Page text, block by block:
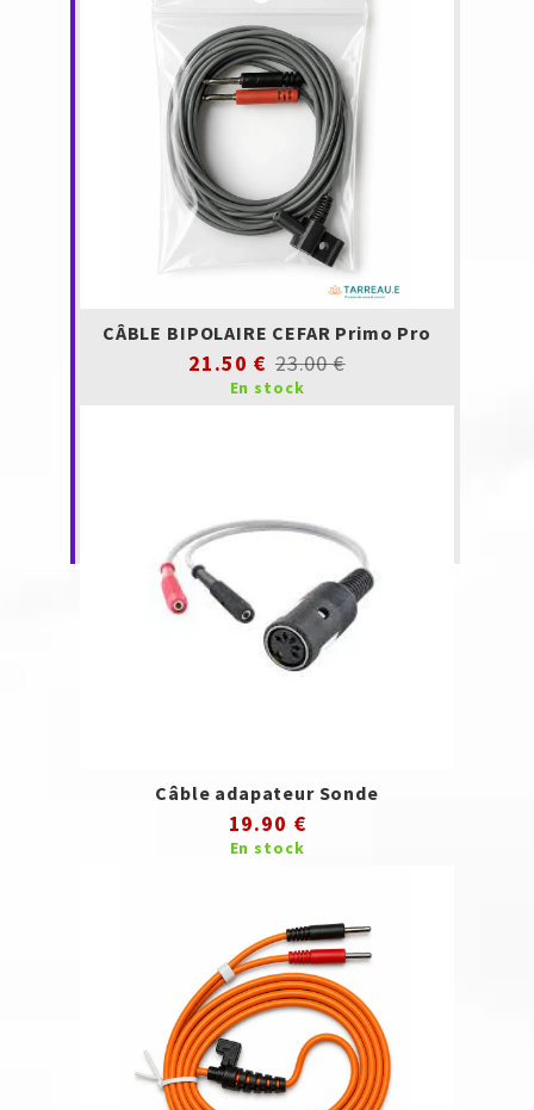
CÂBLE BIPOLAIRE CEFAR Primo Pro
21.50 € 23.00 €
En stock
Câble adapateur Sonde
19.90 €
En stock